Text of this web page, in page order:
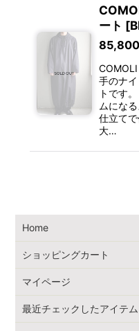
ート
85,800
手のナ
トです
ムにな
仕立て
大…
Home
ショッピングカート
マイページ
最近チェックしたアイテム